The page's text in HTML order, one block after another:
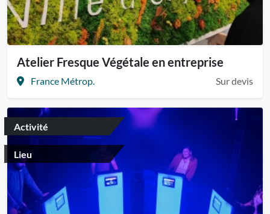
Atelier Fresque Végétale en entreprise
France Métrop. Sur devis
Activité
Lieu